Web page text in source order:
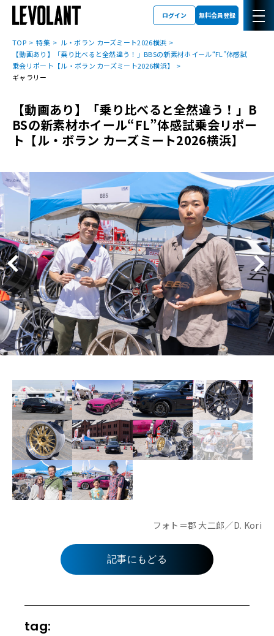
ログイン 無料会員登録
TOP 特集
ル・ボラン カーズミート2026横浜
【動画あり】「乗り比べると全然違う！」BBSの新素材ホイール“FL”体感試
乗会リポート【ル・ボラン カーズミート2026横浜】
ギャラリー
【動画あり】「乗り比べると全然違う！」B
BSの新素材ホイール“FL”体感試乗会リポー
ト【ル・ボラン カーズミート2026横浜】
フォト＝郡 大二郎／D. Kori
記事にもどる
tag: